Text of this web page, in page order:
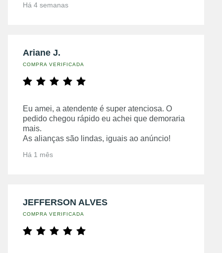
Há 4 semanas
Ariane J.
COMPRA VERIFICADA
Eu amei, a atendente é super atenciosa. O
pedido chegou rápido eu achei que demoraria
mais.
As alianças são lindas, iguais ao anúncio!
Há 1 mês
JEFFERSON ALVES
COMPRA VERIFICADA